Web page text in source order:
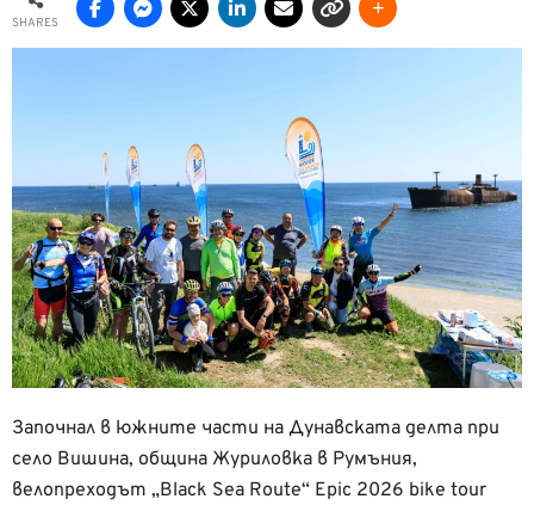
SHARES
Започнал в южните части на Дунавската делта при
село Вишина, община Журиловка в Румъния,
велопреходът „Black Sea Route“ Epic 2026 bike tour